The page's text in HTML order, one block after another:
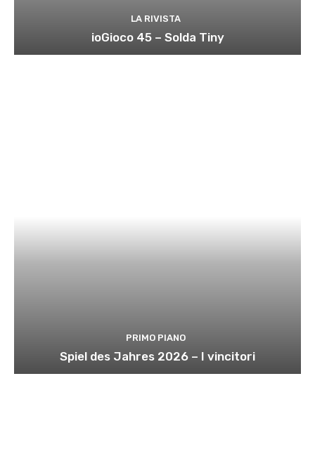
LA RIVISTA
ioGioco 45 – Solda Tiny
PRIMO PIANO
Spiel des Jahres 2026 – I vincitori